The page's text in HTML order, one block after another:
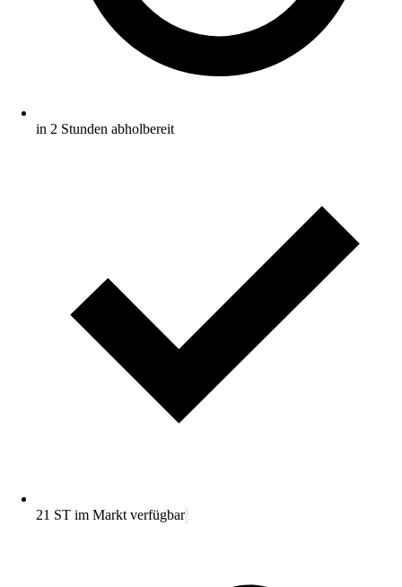
in 2 Stunden abholbereit
21 ST im Markt verfügbar